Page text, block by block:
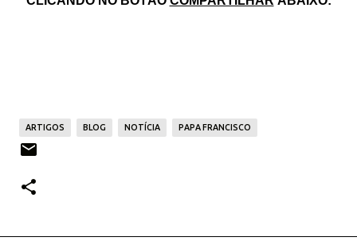
ARTIGOS BLOG NOTÍCIA PAPA FRANCISCO